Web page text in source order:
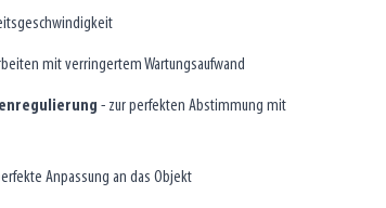
mit verringertem Wartungsaufwand
- zur perfekten Abstimmung mit
Anpassung an das Objekt